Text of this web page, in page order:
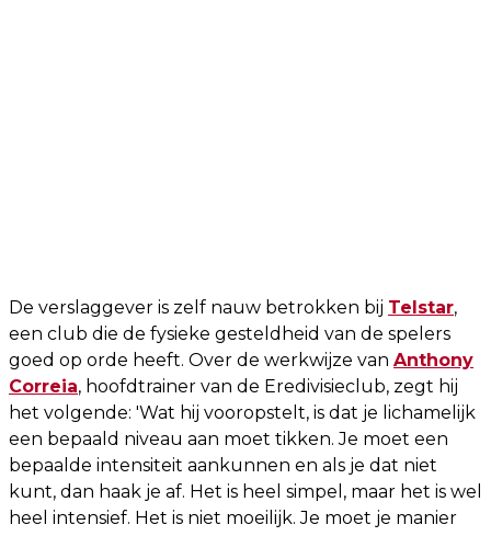
De verslaggever is zelf nauw betrokken bij Telstar,
een club die de fysieke gesteldheid van de spelers
goed op orde heeft. Over de werkwijze van Anthony
Correia, hoofdtrainer van de Eredivisieclub, zegt hij
het volgende: 'Wat hij vooropstelt, is dat je lichamelijk
een bepaald niveau aan moet tikken. Je moet een
bepaalde intensiteit aankunnen en als je dat niet
kunt, dan haak je af. Het is heel simpel, maar het is wel
heel intensief. Het is niet moeilijk. Je moet je manier